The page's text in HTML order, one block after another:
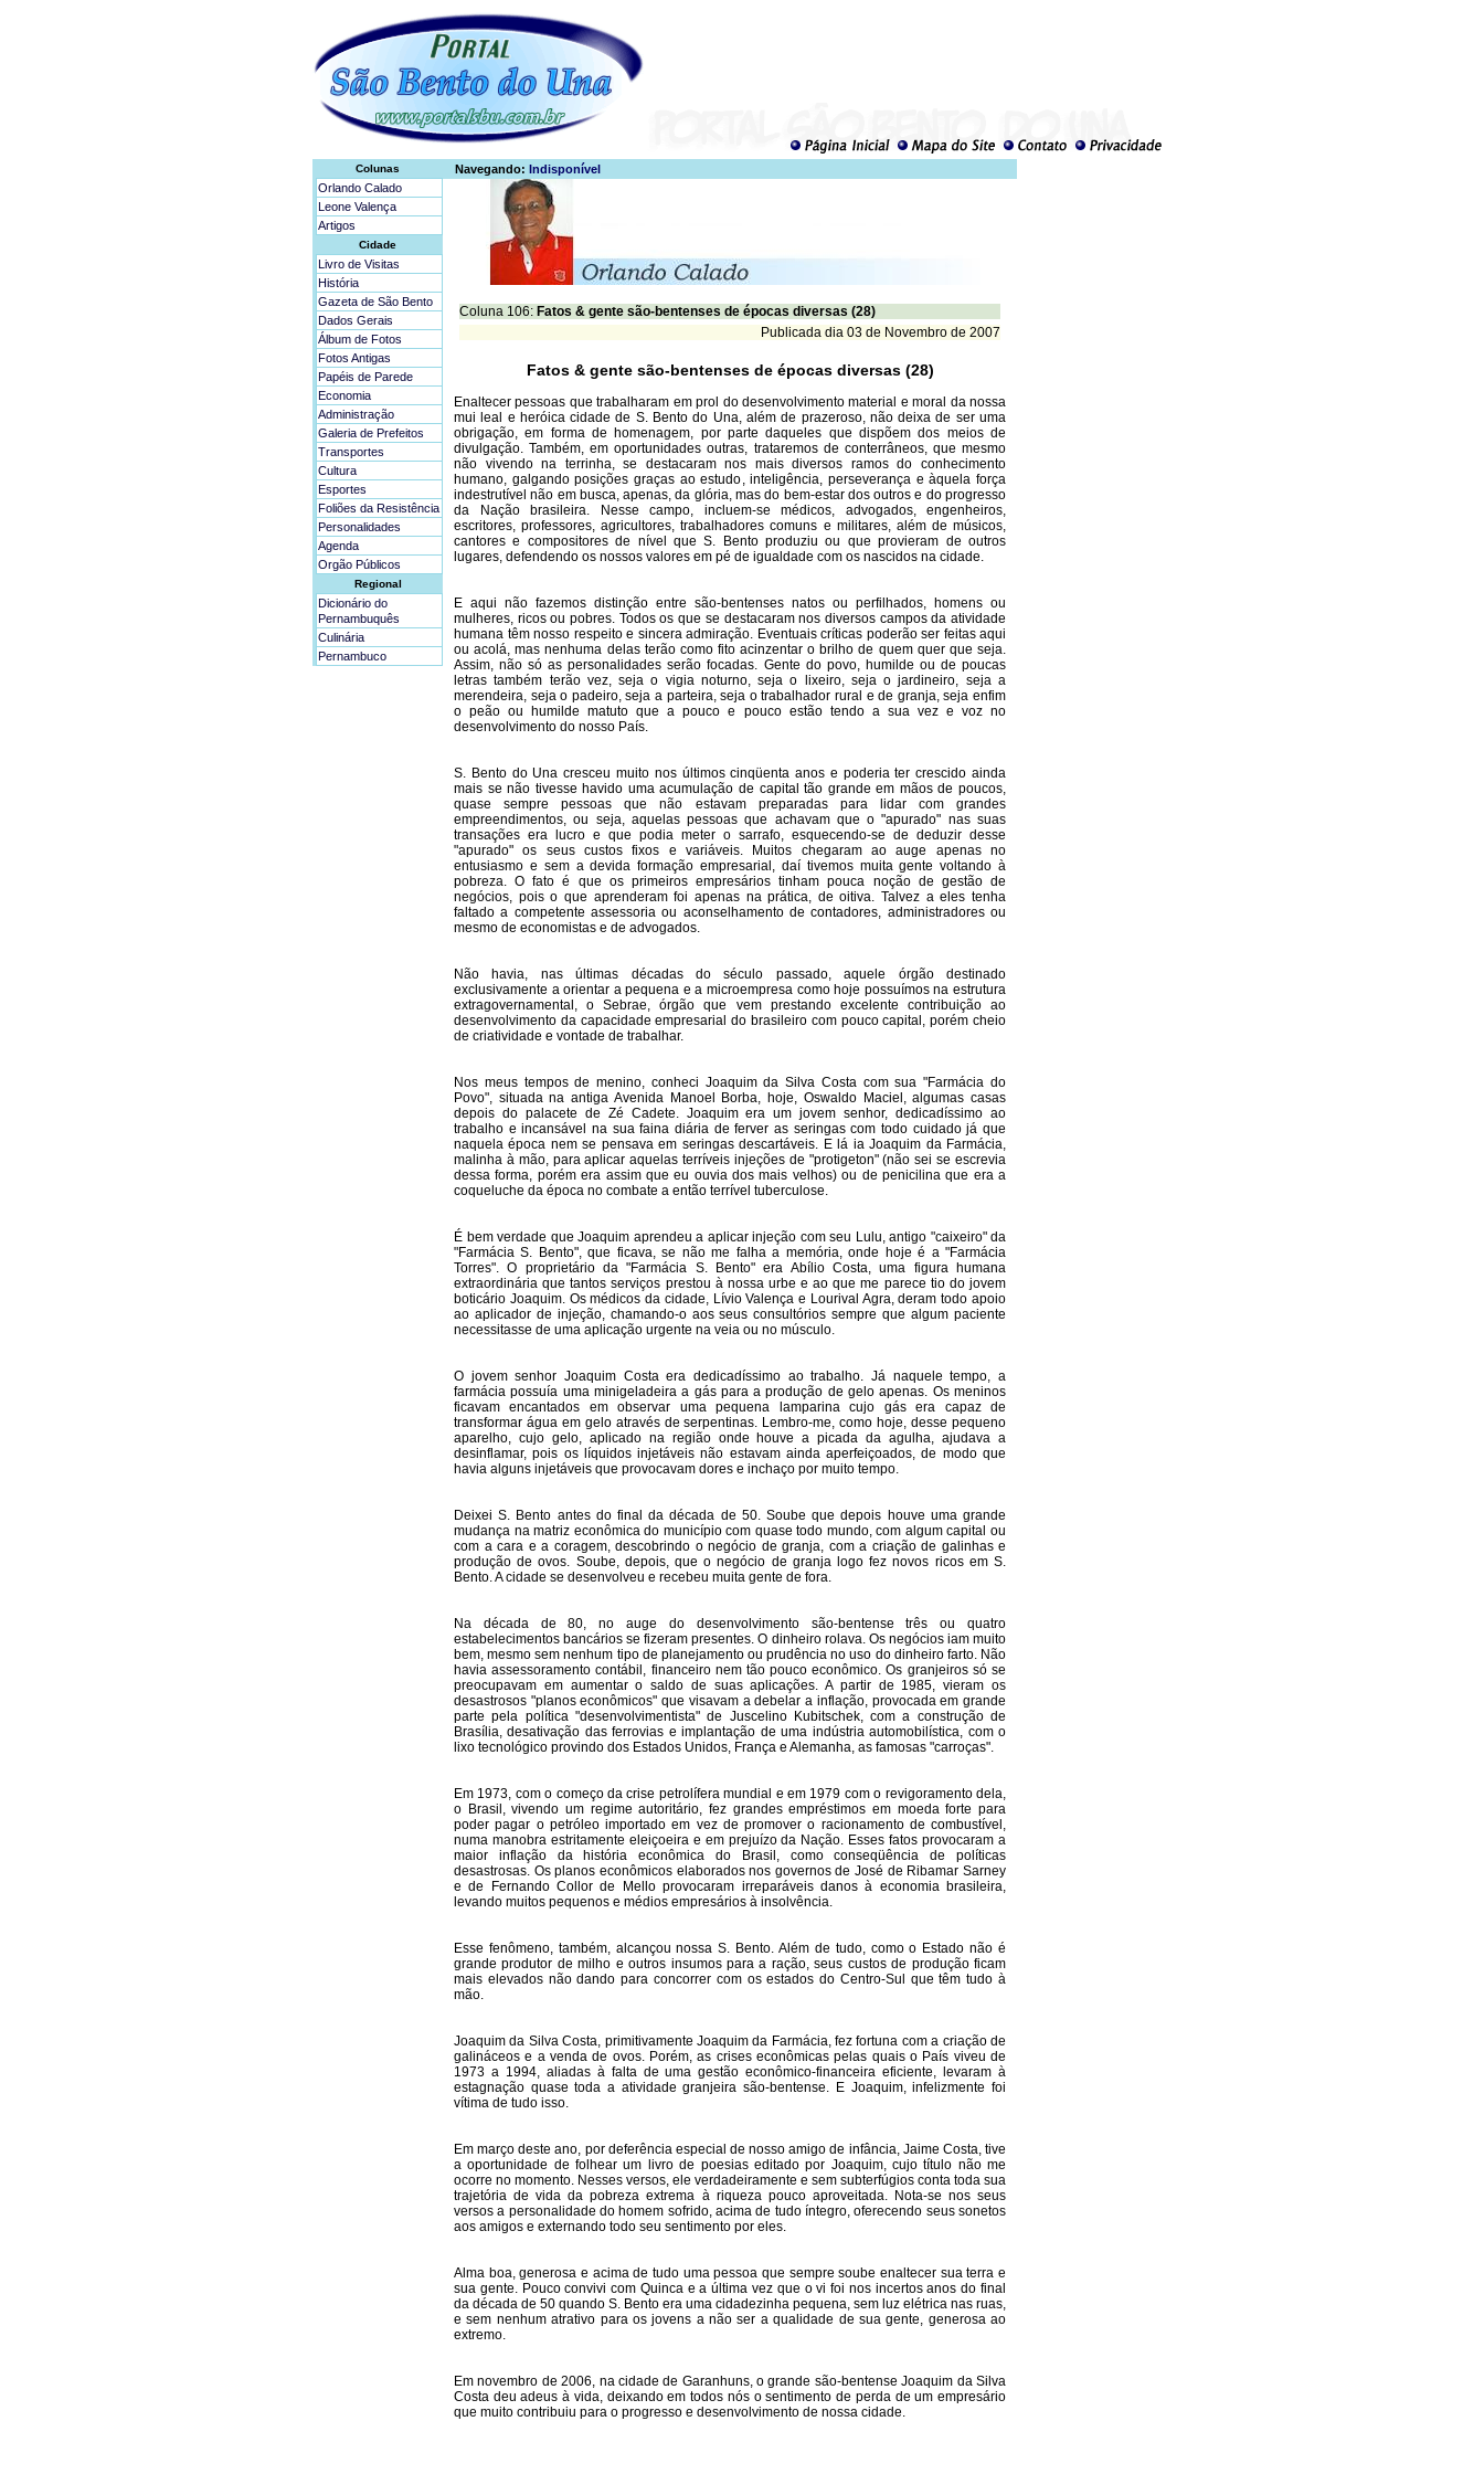
Colunas
Orlando Calado
Leone Valença
Artigos
Cidade
Livro de Visitas
História
Gazeta de São Bento
Dados Gerais
Álbum de Fotos
Fotos Antigas
Papéis de Parede
Economia
Administração
Galeria de Prefeitos
Transportes
Cultura
Esportes
Foliões da Resistência
Personalidades
Agenda
Orgão Públicos
Regional
Dicionário do
Pernambuquês
Culinária
Pernambuco
Navegando: Indisponível
Coluna 106: Fatos & gente são-bentenses de épocas diversas (28)
Publicada dia 03 de Novembro de 2007
Fatos & gente são-bentenses de épocas diversas (28)
Enaltecer pessoas que trabalharam em prol do desenvolvimento material e moral da nossa
mui leal e heróica cidade de S. Bento do Una, além de prazeroso, não deixa de ser uma
obrigação, em forma de homenagem, por parte daqueles que dispõem dos meios de
divulgação. Também, em oportunidades outras, trataremos de conterrâneos, que mesmo
não vivendo na terrinha, se destacaram nos mais diversos ramos do conhecimento
humano, galgando posições graças ao estudo, inteligência, perseverança e àquela força
indestrutível não em busca, apenas, da glória, mas do bem-estar dos outros e do progresso
da Nação brasileira. Nesse campo, incluem-se médicos, advogados, engenheiros,
escritores, professores, agricultores, trabalhadores comuns e militares, além de músicos,
cantores e compositores de nível que S. Bento produziu ou que provieram de outros
lugares, defendendo os nossos valores em pé de igualdade com os nascidos na cidade.
E aqui não fazemos distinção entre são-bentenses natos ou perfilhados, homens ou
mulheres, ricos ou pobres. Todos os que se destacaram nos diversos campos da atividade
humana têm nosso respeito e sincera admiração. Eventuais críticas poderão ser feitas aqui
ou acolá, mas nenhuma delas terão como fito acinzentar o brilho de quem quer que seja.
Assim, não só as personalidades serão focadas. Gente do povo, humilde ou de poucas
letras também terão vez, seja o vigia noturno, seja o lixeiro, seja o jardineiro, seja a
merendeira, seja o padeiro, seja a parteira, seja o trabalhador rural e de granja, seja enfim
o peão ou humilde matuto que a pouco e pouco estão tendo a sua vez e voz no
desenvolvimento do nosso País.
S. Bento do Una cresceu muito nos últimos cinqüenta anos e poderia ter crescido ainda
mais se não tivesse havido uma acumulação de capital tão grande em mãos de poucos,
quase sempre pessoas que não estavam preparadas para lidar com grandes
empreendimentos, ou seja, aquelas pessoas que achavam que o "apurado" nas suas
transações era lucro e que podia meter o sarrafo, esquecendo-se de deduzir desse
"apurado" os seus custos fixos e variáveis. Muitos chegaram ao auge apenas no
entusiasmo e sem a devida formação empresarial, daí tivemos muita gente voltando à
pobreza. O fato é que os primeiros empresários tinham pouca noção de gestão de
negócios, pois o que aprenderam foi apenas na prática, de oitiva. Talvez a eles tenha
faltado a competente assessoria ou aconselhamento de contadores, administradores ou
mesmo de economistas e de advogados.
Não havia, nas últimas décadas do século passado, aquele órgão destinado
exclusivamente a orientar a pequena e a microempresa como hoje possuímos na estrutura
extragovernamental, o Sebrae, órgão que vem prestando excelente contribuição ao
desenvolvimento da capacidade empresarial do brasileiro com pouco capital, porém cheio
de criatividade e vontade de trabalhar.
Nos meus tempos de menino, conheci Joaquim da Silva Costa com sua "Farmácia do
Povo", situada na antiga Avenida Manoel Borba, hoje, Oswaldo Maciel, algumas casas
depois do palacete de Zé Cadete. Joaquim era um jovem senhor, dedicadíssimo ao
trabalho e incansável na sua faina diária de ferver as seringas com todo cuidado já que
naquela época nem se pensava em seringas descartáveis. E lá ia Joaquim da Farmácia,
malinha à mão, para aplicar aquelas terríveis injeções de "protigeton" (não sei se escrevia
dessa forma, porém era assim que eu ouvia dos mais velhos) ou de penicilina que era a
coqueluche da época no combate a então terrível tuberculose.
É bem verdade que Joaquim aprendeu a aplicar injeção com seu Lulu, antigo "caixeiro" da
"Farmácia S. Bento", que ficava, se não me falha a memória, onde hoje é a "Farmácia
Torres". O proprietário da "Farmácia S. Bento" era Abílio Costa, uma figura humana
extraordinária que tantos serviços prestou à nossa urbe e ao que me parece tio do jovem
boticário Joaquim. Os médicos da cidade, Lívio Valença e Lourival Agra, deram todo apoio
ao aplicador de injeção, chamando-o aos seus consultórios sempre que algum paciente
necessitasse de uma aplicação urgente na veia ou no músculo.
O jovem senhor Joaquim Costa era dedicadíssimo ao trabalho. Já naquele tempo, a
farmácia possuía uma minigeladeira a gás para a produção de gelo apenas. Os meninos
ficavam encantados em observar uma pequena lamparina cujo gás era capaz de
transformar água em gelo através de serpentinas. Lembro-me, como hoje, desse pequeno
aparelho, cujo gelo, aplicado na região onde houve a picada da agulha, ajudava a
desinflamar, pois os líquidos injetáveis não estavam ainda aperfeiçoados, de modo que
havia alguns injetáveis que provocavam dores e inchaço por muito tempo.
Deixei S. Bento antes do final da década de 50. Soube que depois houve uma grande
mudança na matriz econômica do município com quase todo mundo, com algum capital ou
com a cara e a coragem, descobrindo o negócio de granja, com a criação de galinhas e
produção de ovos. Soube, depois, que o negócio de granja logo fez novos ricos em S.
Bento. A cidade se desenvolveu e recebeu muita gente de fora.
Na década de 80, no auge do desenvolvimento são-bentense três ou quatro
estabelecimentos bancários se fizeram presentes. O dinheiro rolava. Os negócios iam muito
bem, mesmo sem nenhum tipo de planejamento ou prudência no uso do dinheiro farto. Não
havia assessoramento contábil, financeiro nem tão pouco econômico. Os granjeiros só se
preocupavam em aumentar o saldo de suas aplicações. A partir de 1985, vieram os
desastrosos "planos econômicos" que visavam a debelar a inflação, provocada em grande
parte pela política "desenvolvimentista" de Juscelino Kubitschek, com a construção de
Brasília, desativação das ferrovias e implantação de uma indústria automobilística, com o
lixo tecnológico provindo dos Estados Unidos, França e Alemanha, as famosas "carroças".
Em 1973, com o começo da crise petrolífera mundial e em 1979 com o revigoramento dela,
o Brasil, vivendo um regime autoritário, fez grandes empréstimos em moeda forte para
poder pagar o petróleo importado em vez de promover o racionamento de combustível,
numa manobra estritamente eleiçoeira e em prejuízo da Nação. Esses fatos provocaram a
maior inflação da história econômica do Brasil, como conseqüência de políticas
desastrosas. Os planos econômicos elaborados nos governos de José de Ribamar Sarney
e de Fernando Collor de Mello provocaram irreparáveis danos à economia brasileira,
levando muitos pequenos e médios empresários à insolvência.
Esse fenômeno, também, alcançou nossa S. Bento. Além de tudo, como o Estado não é
grande produtor de milho e outros insumos para a ração, seus custos de produção ficam
mais elevados não dando para concorrer com os estados do Centro-Sul que têm tudo à
mão.
Joaquim da Silva Costa, primitivamente Joaquim da Farmácia, fez fortuna com a criação de
galináceos e a venda de ovos. Porém, as crises econômicas pelas quais o País viveu de
1973 a 1994, aliadas à falta de uma gestão econômico-financeira eficiente, levaram à
estagnação quase toda a atividade granjeira são-bentense. E Joaquim, infelizmente foi
vítima de tudo isso.
Em março deste ano, por deferência especial de nosso amigo de infância, Jaime Costa, tive
a oportunidade de folhear um livro de poesias editado por Joaquim, cujo título não me
ocorre no momento. Nesses versos, ele verdadeiramente e sem subterfúgios conta toda sua
trajetória de vida da pobreza extrema à riqueza pouco aproveitada. Nota-se nos seus
versos a personalidade do homem sofrido, acima de tudo íntegro, oferecendo seus sonetos
aos amigos e externando todo seu sentimento por eles.
Alma boa, generosa e acima de tudo uma pessoa que sempre soube enaltecer sua terra e
sua gente. Pouco convivi com Quinca e a última vez que o vi foi nos incertos anos do final
da década de 50 quando S. Bento era uma cidadezinha pequena, sem luz elétrica nas ruas,
e sem nenhum atrativo para os jovens a não ser a qualidade de sua gente, generosa ao
extremo.
Em novembro de 2006, na cidade de Garanhuns, o grande são-bentense Joaquim da Silva
Costa deu adeus à vida, deixando em todos nós o sentimento de perda de um empresário
que muito contribuiu para o progresso e desenvolvimento de nossa cidade.